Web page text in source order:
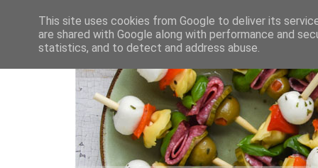
This site uses cookies from Google to deliver its
are shared with Google along with performance and
statistics, and to detect and address abuse.